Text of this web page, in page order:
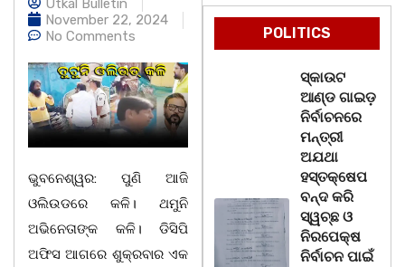
Utkal Bulletin
November 22, 2024
No Comments
ଭୁବନେଶ୍ୱର: ପୁଣି ଆଜି
ଓଲିଉଡରେ କଳି। ଥମୁନି
ଅଭିନେତାଙ୍କ କଳି। ଡିସିପି
ଅଫିସ ଆଗରେ ଶୁକ୍ରବାର ଏକ
POLITICS
ସ୍କାଉଟ
ଆଣ୍ଡ ଗାଇଡ଼
ନିର୍ବାଚନରେ
ମନ୍ତ୍ରୀ
ଅଯଥା
ହସ୍ତକ୍ଷେପ
ବନ୍ଦ କରି
ସ୍ୱଚ୍ଛ ଓ
ନିରପେକ୍ଷ
ନିର୍ବାଚନ ପାଇଁ